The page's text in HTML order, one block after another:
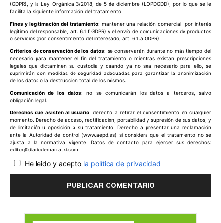
(GDPR), y la Ley Orgánica 3/2018, de 5 de diciembre (LOPDGDD), por lo que se le
facilita la siguiente información del tratamiento:
Fines y legitimación del tratamiento: mantener una relación comercial (por interés
legítimo del responsable, art. 6.1.f GDPR) y el envío de comunicaciones de productos
o servicios (por consentimiento del interesado, art. 6.1.a GDPR).
Criterios de conservación de los datos: se conservarán durante no más tiempo del
necesario para mantener el fin del tratamiento o mientras existan prescripciones
legales que dictaminen su custodia y cuando ya no sea necesario para ello, se
suprimirán con medidas de seguridad adecuadas para garantizar la anonimización
de los datos o la destrucción total de los mismos.
Comunicación de los datos: no se comunicarán los datos a terceros, salvo
obligación legal.
Derechos que asisten al usuario: derecho a retirar el consentimiento en cualquier
momento. Derecho de acceso, rectificación, portabilidad y supresión de sus datos, y
de limitación u oposición a su tratamiento. Derecho a presentar una reclamación
ante la Autoridad de control (www.aepd.es) si considera que el tratamiento no se
ajusta a la normativa vigente. Datos de contacto para ejercer sus derechos:
editor@diariodemarratxi.com.
He leido y acepto la política de privacidad